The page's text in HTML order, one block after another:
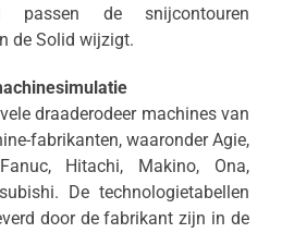
passen de snijcontouren
de Solid wijzigt.
draaderodeer machines van
fabrikanten, waaronder Agie,
Hitachi, Makino, Ona,
De technologietabellen
door de fabrikant zijn in de